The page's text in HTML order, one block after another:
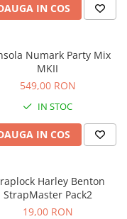
IN COS
Numark Party Mix
MKII
549,00 RON
IN STOC
IN COS
Harley Benton
StrapMaster Pack2
19,00 RON